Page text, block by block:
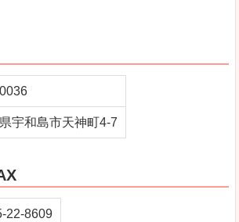
宇和島市天神町4-7
22-8609